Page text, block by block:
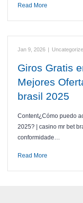
Read More
Jan 9, 2026 |
Giros Gratis
Mejores
brasil 2025
Content¿Cómo puedo
2025? | casino mr bet
conformidade…
Read More